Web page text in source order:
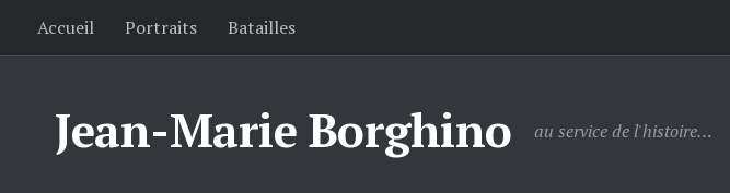
Skip to content
Accueil Portraits Batailles
Jean-Marie Borghino au service de l'histoire…